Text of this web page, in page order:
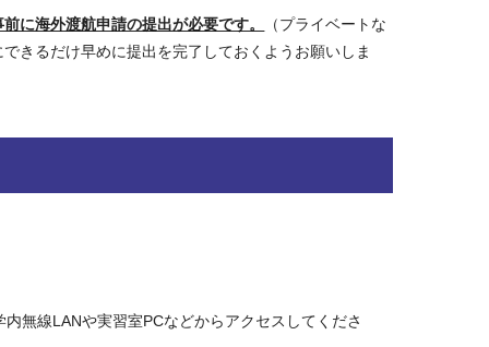
に海外渡航申請の提出が必要です。
（プライベートな
きるだけ早めに提出を完了しておくようお願いしま
無線LANや実習室PCなどからアクセスしてくださ